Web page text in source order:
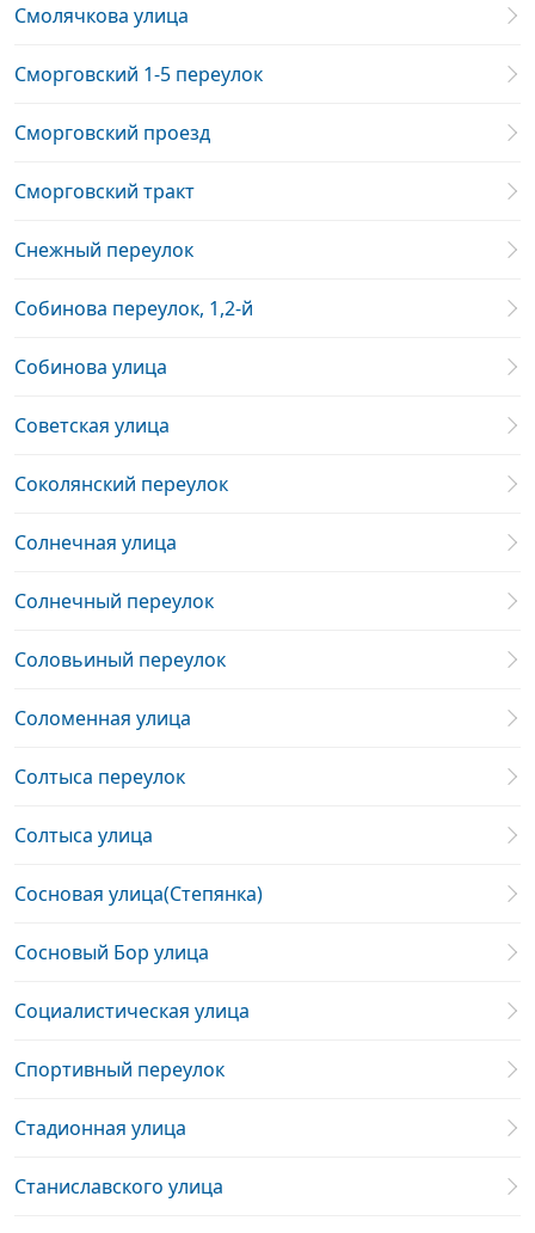
Смолячкова улица
Сморговский 1-5 переулок
Сморговский проезд
Сморговский тракт
Снежный переулок
Собинова переулок, 1,2-й
Собинова улица
Советская улица
Соколянский переулок
Солнечная улица
Солнечный переулок
Соловьиный переулок
Соломенная улица
Солтыса переулок
Солтыса улица
Сосновая улица(Степянка)
Сосновый Бор улица
Социалистическая улица
Спортивный переулок
Стадионная улица
Станиславского улица